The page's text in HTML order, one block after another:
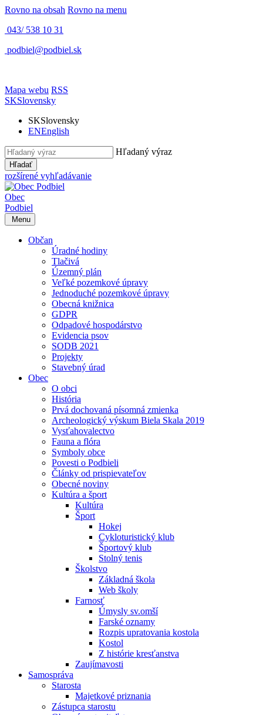
Rovno na obsah Rovno na menu
043/ 538 10 31
podbiel@podbiel.sk
Mapa webu RSS
SKSlovensky
SKSlovensky
ENEnglish
Hľadaný výraz
Hľadať
rozšírené vyhľadávanie
Obec
Podbiel
Menu
Občan
Úradné hodiny
Tlačivá
Územný plán
Veľké pozemkové úpravy
Jednoduché pozemkové úpravy
Obecná knižnica
GDPR
Odpadové hospodárstvo
Evidencia psov
SODB 2021
Projekty
Stavebný úrad
Obec
O obci
História
Prvá dochovaná písomná zmienka
Archeologický výskum Biela Skala 2019
Vysťahovalectvo
Fauna a flóra
Symboly obce
Povesti o Podbieli
Články od prispievateľov
Obecné noviny
Kultúra a šport
Kultúra
Šport
Hokej
Cykloturistický klub
Športový klub
Stolný tenis
Školstvo
Základná škola
Web školy
Farnosť
Úmysly sv.omší
Farské oznamy
Rozpis upratovania kostola
Kostol
Z histórie kresťanstva
Zaujímavosti
Samospráva
Starosta
Majetkové priznania
Zástupca starostu